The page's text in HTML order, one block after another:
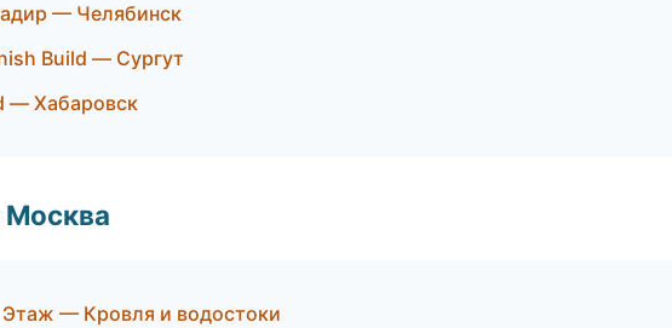
— Челябинск
Build — Сургут
— Хабаровск
Москва
— Кровля и водостоки